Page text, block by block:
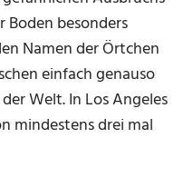
besonders
Namen der Örtchen
einfach genauso
Welt. In Los Angeles
mindestens drei mal